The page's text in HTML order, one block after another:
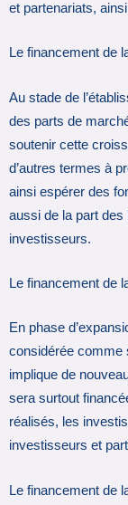
et partenariats,
Le financement de
Au stade de
des parts de
soutenir cette
d’autres termes à
ainsi espérer des
aussi de la part des
investisseurs.
Le financement de
En phase
considérée comme
implique de
sera surtout
réalisés, les
investisseurs et
Le financement de